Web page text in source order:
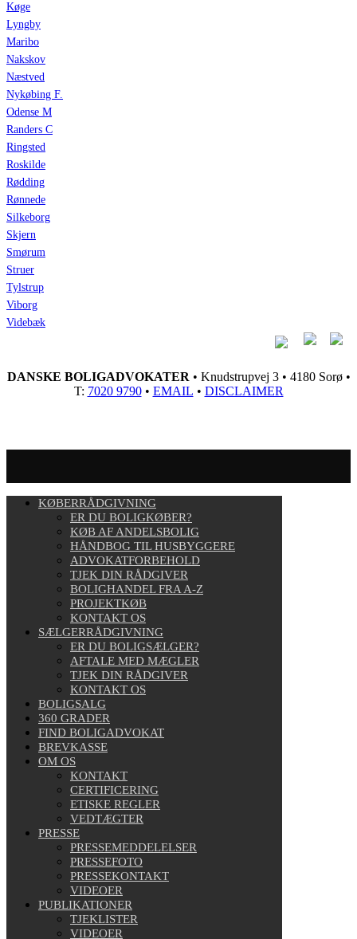
Køge
Lyngby
Maribo
Nakskov
Næstved
Nykøbing F.
Odense M
Randers C
Ringsted
Roskilde
Rødding
Rønnede
Silkeborg
Skjern
Smørum
Struer
Tylstrup
Viborg
Videbæk
DANSKE BOLIGADVOKATER • Knudstrupvej 3 • 4180 Sorø •
T: 7020 9790• EMAIL • DISCLAIMER
KØBERRÅDGIVNING
ER DU BOLIGKØBER?
KØB AF ANDELSBOLIG
HÅNDBOG TIL HUSBYGGERE
ADVOKATFORBEHOLD
TJEK DIN RÅDGIVER
BOLIGHANDEL FRA A-Z
PROJEKTKØB
KONTAKT OS
SÆLGERRÅDGIVNING
ER DU BOLIGSÆLGER?
AFTALE MED MÆGLER
TJEK DIN RÅDGIVER
KONTAKT OS
BOLIGSALG
360 GRADER
FIND BOLIGADVOKAT
BREVKASSE
OM OS
KONTAKT
CERTIFICERING
ETISKE REGLER
VEDTÆGTER
PRESSE
PRESSEMEDDELELSER
PRESSEFOTO
PRESSEKONTAKT
VIDEOER
PUBLIKATIONER
TJEKLISTER
VIDEOER